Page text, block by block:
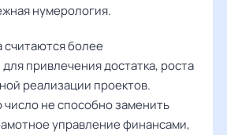
нумерология.
считаются более
привлечения достатка, роста
реализации проектов.
число не способно заменить
управление финансами,